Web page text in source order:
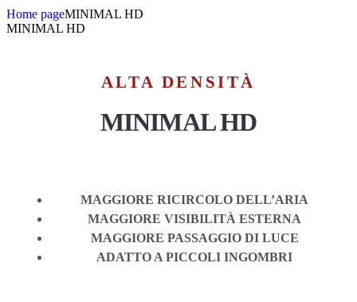
Home pageMINIMAL HD
MINIMAL HD
ALTA DENSITÀ
MINIMAL HD
MAGGIORE RICIRCOLO DELL’ARIA
MAGGIORE VISIBILITÀ ESTERNA
MAGGIORE PASSAGGIO DI LUCE
ADATTO A PICCOLI INGOMBRI